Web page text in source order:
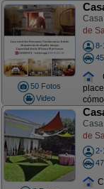
50 Fotos
Video
de
8-
de
2-